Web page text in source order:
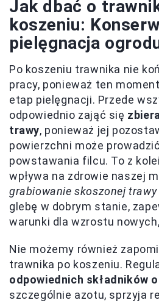
Jak dbać o
koszeniu:
pielęgnacja
Po koszeniu trawnika nie
pracy, ponieważ ten
etap pielęgnacji. Przede
odpowiednio zająć się
trawy, ponieważ jej
powierzchni może
powstawania filcu. To z
wpływa na zdrowie naszej
grabiowanie skoszonej trawy
glebę w dobrym stanie,
warunki dla wzrostu
Nie możemy również
trawnika po koszeniu.
odpowiednich składników
szczególnie azotu, sprzyja